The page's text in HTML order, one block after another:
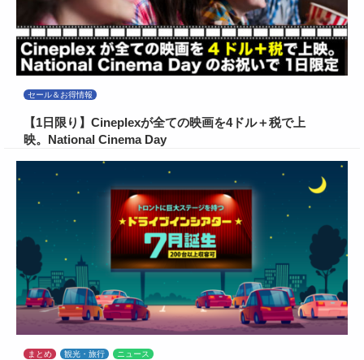
セール＆お得情報
【1日限り】Cineplexが全ての映画を4ドル＋税で上
映。National Cinema Day
まとめ 観光・旅行 ニュース